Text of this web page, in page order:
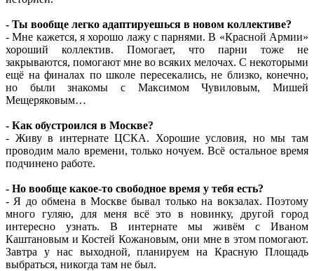
- Ты вообще легко адаптируешься в новом коллективе?
- Мне кажется, я хорошо лажу с парнями. В «Красной Армии»
хороший коллектив. Помогает, что парни тоже не
закрываются, помогают мне во всяких мелочах. С некоторыми
ещё на финалах по школе пересекались, не близко, конечно,
но были знакомы с Максимом Чувиловым, Мишей
Мещеряковым…
- Как обустроился в Москве?
- Живу в интернате ЦСКА. Хорошие условия, но мы там
проводим мало времени, только ночуем. Всё остальное время
подчинено работе.
- Но вообще какое-то свободное время у тебя есть?
- Я до обмена в Москве бывал только на вокзалах. Поэтому
много гуляю, для меня всё это в новинку, другой город
интересно узнать. В интернате мы живём с Иваном
Каштановым и Костей Кожановым, они мне в этом помогают.
Завтра у нас выходной, планируем на Красную Площадь
выбраться, никогда там не был.